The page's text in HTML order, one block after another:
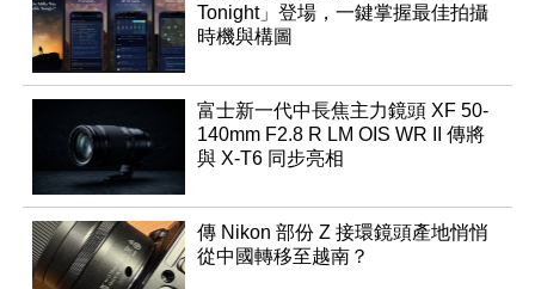
Tonight」登場，一鍵掌握最佳拍攝
時機與構圖
富士新一代中長焦主力鏡頭 XF 50-
140mm F2.8 R LM OIS WR II 傳將
與 X-T6 同步亮相
傳 Nikon 部份 Z 接環鏡頭產地悄悄
從中國轉移至越南？